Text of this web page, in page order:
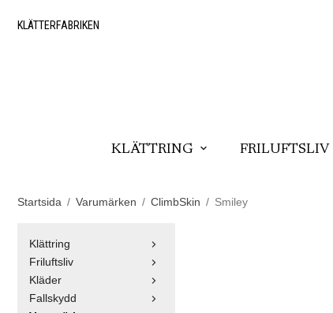
KLÄTTERFABRIKEN
KLÄTTRING FRILUFTSLIV
Startsida / Varumärken / ClimbSkin / Smiley
Klättring
Friluftsliv
Kläder
Fallskydd